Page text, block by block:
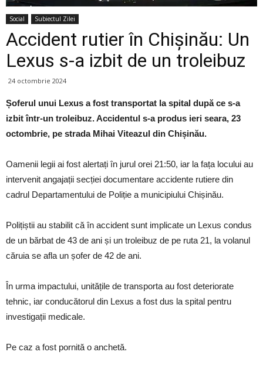
Social Subiectul Zilei
Accident rutier în Chișinău: Un
Lexus s-a izbit de un troleibuz
24 octombrie 2024
Șoferul unui Lexus a fost transportat la spital după ce s-a
izbit într-un troleibuz. Accidentul s-a produs ieri seara, 23
octombrie, pe strada Mihai Viteazul din Chișinău.
Oamenii legii ai fost alertați în jurul orei 21:50, iar la fața locului au
intervenit angajații secției documentare accidente rutiere din
cadrul Departamentului de Poliție a municipiului Chișinău.
Polițiștii au stabilit că în accident sunt implicate un Lexus condus
de un bărbat de 43 de ani și un troleibuz de pe ruta 21, la volanul
căruia se afla un șofer de 42 de ani.
În urma impactului, unitățile de transporta au fost deteriorate
tehnic, iar conducătorul din Lexus a fost dus la spital pentru
investigații medicale.
Pe caz a fost pornită o anchetă.